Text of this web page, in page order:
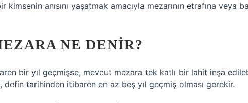
kimsenin anısını yaşatmak amacıyla mezarının etrafına veya
NE DENIR?
bir yıl geçmişse, mevcut mezara tek katlı bir lahit inşa
tarihinden itibaren en az beş yıl geçmiş olması gerekir.